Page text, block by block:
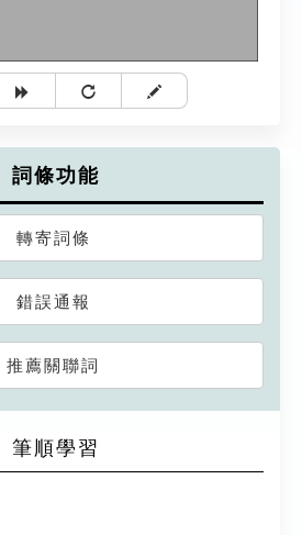
詞條功能
轉寄詞條
錯誤通報
推薦關聯詞
筆順學習